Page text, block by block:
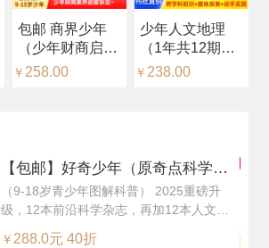
包邮 商界少年
（少年财商启
蒙）（1年共12
￥ 258.00
少年人文地理
（1年共12期）
（杂志订阅）
￥ 238.00
【包邮】好奇少年（原奇点科学）
（Science Illustrated 中文版）（1
年共12期24本，科学版+历史版）
+赠送AI阅读助手
（9-18岁青少年图解科普） 2025重磅升
级，12本前沿科学杂志，再加12本人文知
￥288.0元 40折